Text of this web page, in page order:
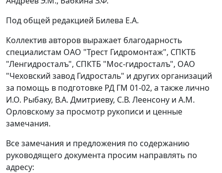
Под общей редакцией Билева Е.А.
Коллектив авторов выражает благодарность
специалистам ОАО "Трест Гидромонтаж", СПКТБ
"Ленгидросталъ", СПКТБ "Мос-гидросталъ", ОАО
"Чеховский завод Гидросталь" и других организаций
за помощь в подготовке РД ГМ 01-02, а также лично
И.О. Рыбаку, В.А. Дмитриеву, С.В. Леенсону и A.M.
Орловскому за просмотр рукописи и ценные
замечания.
Все замечания и предложения по содержанию
руководящего документа просим направлять по
адресу: